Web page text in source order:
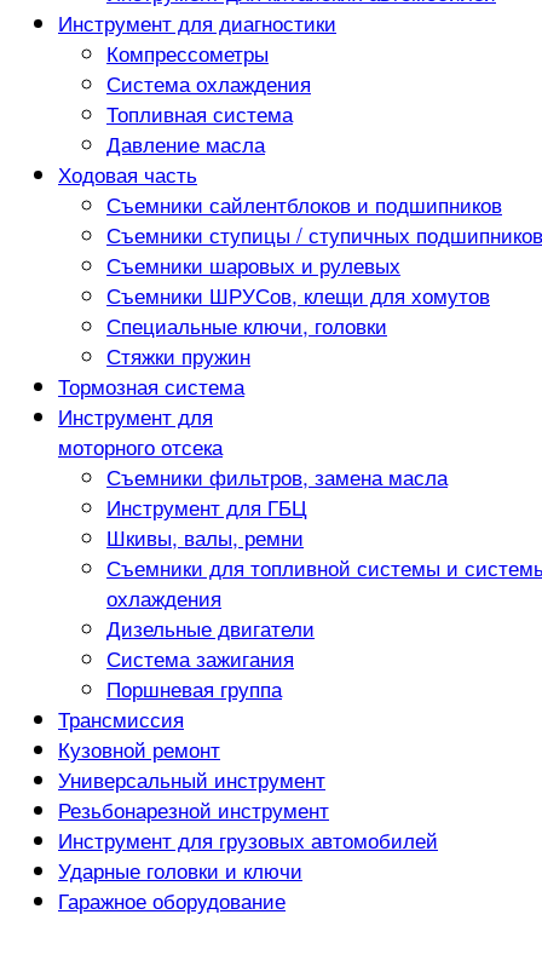
Инструмент для диагностики
Компрессометры
Система охлаждения
Топливная система
Давление масла
Ходовая часть
Съемники сайлентблоков и подшипников
Съемники ступицы / ступичных подшипников
Съемники шаровых и рулевых
Съемники ШРУСов, клещи для хомутов
Специальные ключи, головки
Стяжки пружин
Тормозная система
Инструмент для
моторного отсека
Съемники фильтров, замена масла
Инструмент для ГБЦ
Шкивы, валы, ремни
Съемники для топливной системы и
охлаждения
Дизельные двигатели
Система зажигания
Поршневая группа
Трансмиссия
Кузовной ремонт
Универсальный инструмент
Резьбонарезной инструмент
Инструмент для грузовых автомобилей
Ударные головки и ключи
Гаражное оборудование